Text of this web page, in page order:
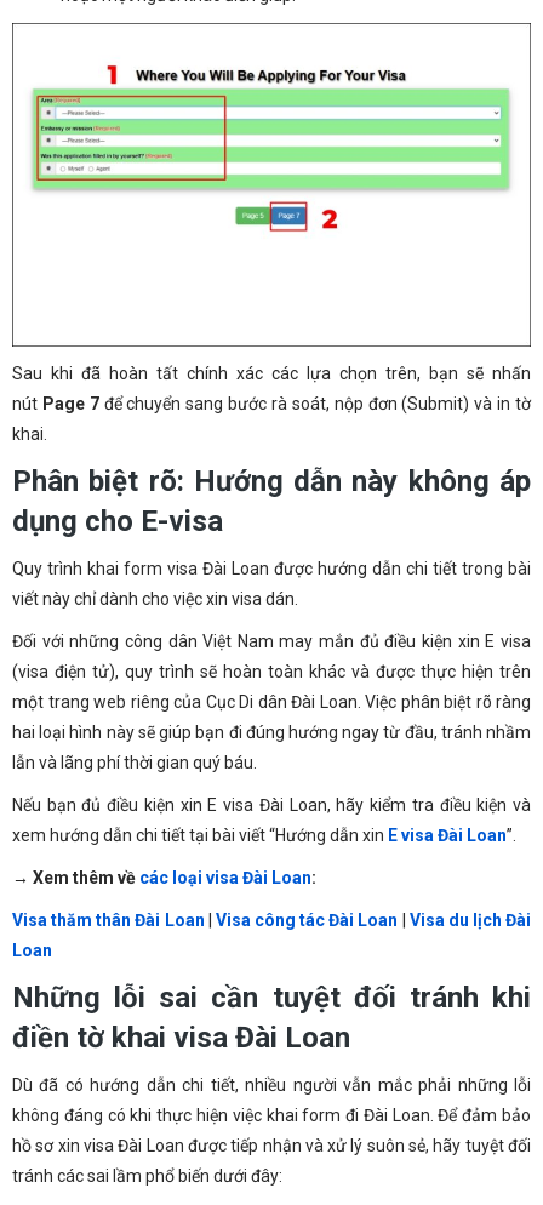
Sau khi đã hoàn tất chính xác các lựa chọn trên, bạn sẽ nhấn
nút Page 7để chuyển sang bước rà soát, nộp đơn (Submit) và in tờ
khai.
Phân biệt rõ: Hướng dẫn này không áp
dụng cho E-visa
Quy trình khai form visa Đài Loan được hướng dẫn chi tiết trong bài
viết này chỉ dành cho việc xin visa dán.
Đối với những công dân Việt Nam may mắn đủ điều kiện xin E visa
(visa điện tử), quy trình sẽ hoàn toàn khác và được thực hiện trên
một trang web riêng của Cục Di dân Đài Loan. Việc phân biệt rõ ràng
hai loại hình này sẽ giúp bạn đi đúng hướng ngay từ đầu, tránh nhầm
lẫn và lãng phí thời gian quý báu.
Nếu bạn đủ điều kiện xin E visa Đài Loan, hãy kiểm tra điều kiện và
xem hướng dẫn chi tiết tại bài viết “Hướng dẫn xin E visa Đài Loan”.
→ Xem thêm về các loại visa Đài Loan:
Visa thăm thân Đài Loan Visa công tác Đài Loan
Visa du lịch Đài
Loan
Những lỗi sai cần tuyệt đối tránh khi
điền tờ khai visa Đài Loan
Dù đã có hướng dẫn chi tiết, nhiều người vẫn mắc phải những lỗi
không đáng có khi thực hiện việc khai form đi Đài Loan. Để đảm bảo
hồ sơ xin visa Đài Loan được tiếp nhận và xử lý suôn sẻ, hãy tuyệt đối
tránh các sai lầm phổ biến dưới đây: